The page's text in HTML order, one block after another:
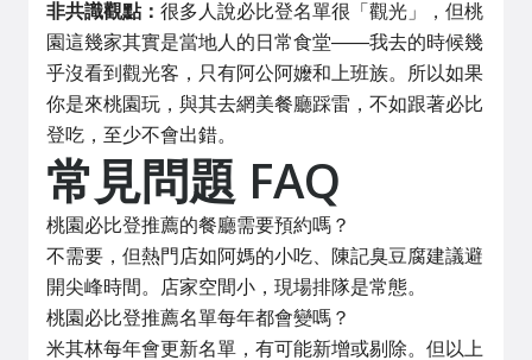
非共識觀點： 很多人說必比登名單很「觀光」，但桃
園這幾家其實是當地人的日常食堂——我去的時候幾
乎沒看到觀光客，只有阿公阿嬤和上班族。所以如果
你是來桃園玩，與其去網美餐廳踩雷，不如跟著必比
登吃，至少不會出錯。
常見問題 FAQ
桃園必比登推薦的餐廳需要預約嗎？
不需要，但熱門店如阿媽的小吃、陳記臭豆腐建議避
開尖峰時間。店家空間小，現場排隊是常態。
桃園必比登推薦名單每年都會變嗎？
米其林每年會更新名單，有可能新增或剔除。但以上